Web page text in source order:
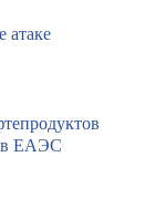
атаке
в ЕАЭС